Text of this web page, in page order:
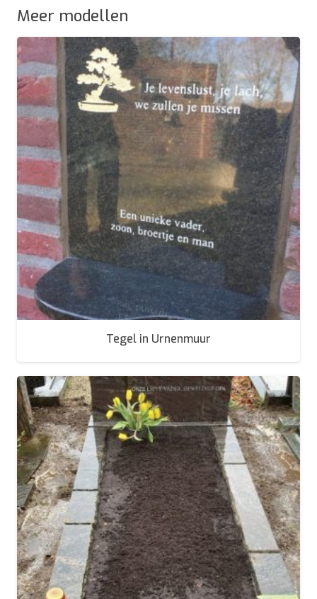
Meer modellen
Tegel in Urnenmuur